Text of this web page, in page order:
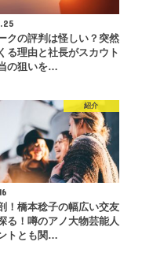
クの評判は怪しい？突然
る理由と社長がスカウト
の狙いを…
紹介
！橋本稔子の幅広い交友
る！噂のアノ大物芸能人
トとも関…